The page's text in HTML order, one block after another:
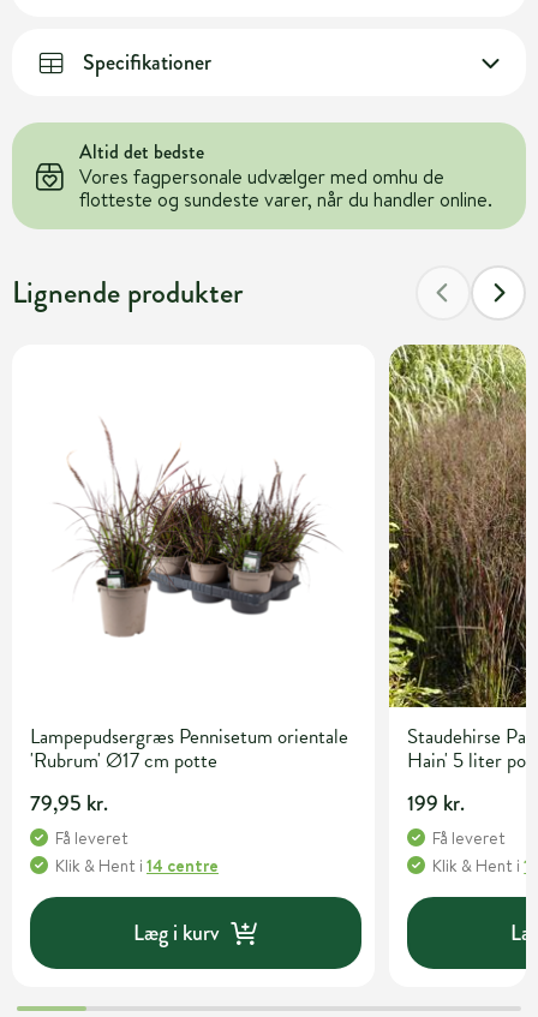
Specifikationer
Altid det bedste
Vores fagpersonale udvælger med omhu de
flotteste og sundeste varer, når du handler online.
Lignende produkter
Lampepudsergræs Pennisetum orientale
'Rubrum' Ø17 cm potte
79,95 kr.
Få leveret
Klik & Hent i 14 centre
Læg i kurv
Staudehirse
Hain' 5 liter
199 kr.
Få leveret
Klik & Hent i